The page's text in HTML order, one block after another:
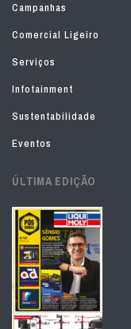
Campanhas
Comercial Ligeiro
Serviços
Infotainment
Sustentabilidade
Eventos
ÚLTIMA EDIÇÃO